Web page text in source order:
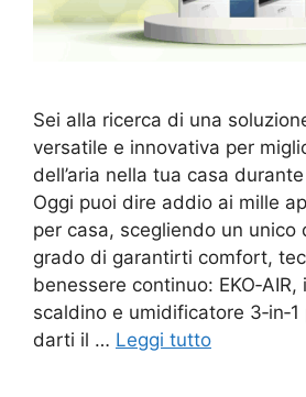
Sei alla ricerca di una
versatile e innovativa per
dell’aria nella tua casa
Oggi puoi dire addio ai mille
per casa, scegliendo un unico
grado di garantirti comfort,
benessere continuo:
scaldino e umidificatore
darti il … Leggi tutto